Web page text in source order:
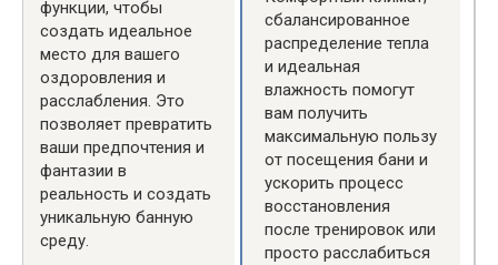
функции, чтобы
создать идеальное
место для вашего
оздоровления и
расслабления. Это
позволяет превратить
ваши предпочтения и
фантазии в
реальность и создать
уникальную банную
среду.
сбалансированное
распределение тепла
и идеальная
влажность помогут
вам получить
максимальную пользу
от посещения бани и
ускорить процесс
восстановления
после тренировок или
просто расслабиться